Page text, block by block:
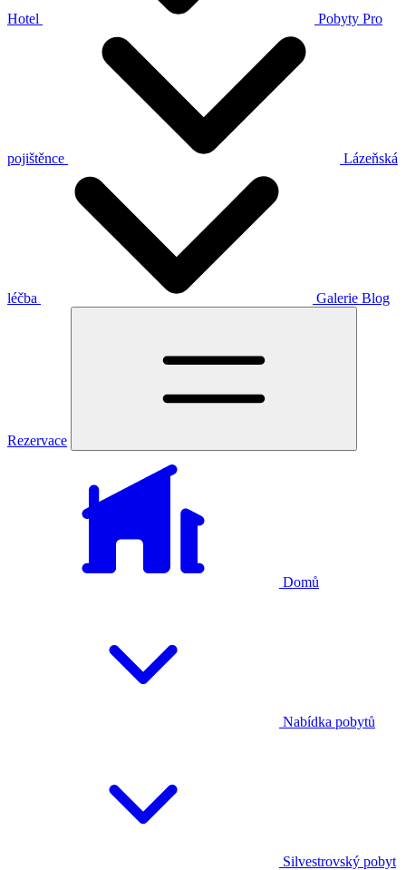
Hotel Pobyty Pro
pojištěnce Lázeňská
léčba Galerie Blog
Rezervace
Domů
Nabídka pobytů
Silvestrovský pobyt